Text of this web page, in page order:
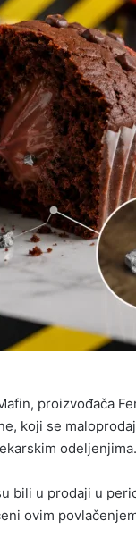
proizvođača
koji se
odeljenjima.
bili u prodaji u
ovim